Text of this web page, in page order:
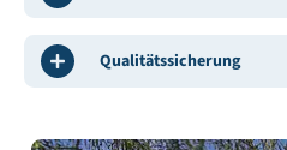
Qualitätssicherung